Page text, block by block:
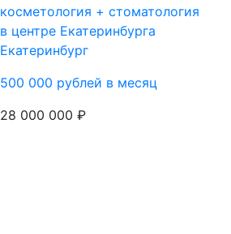
косметология + стоматология
в центре Екатеринбурга
Екатеринбург
500 000 рублей в месяц
28 000 000 ₽